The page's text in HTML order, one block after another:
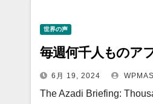
世界の声
毎週何千人ものア
6月 19, 2024
The Azadi Briefing: